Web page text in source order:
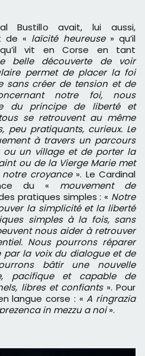
Bustillo avait, lui aussi,
de « laïcité heureuse» qu’il
vit en Corse en tant
belle découverte de voir
permet de placer la foi
sans créer de tension et de
notre foi, nous
du principe de liberté et
se retrouvent au même
peu pratiquants, curieux. Le
à travers un parcours
un village et de porter la
ou de la Vierge Marie met
croyance». Le Cardinal
du « mouvement de
pratiques simples : « Notre
la simplicité et la liberté
simples à la fois, sans
nous aider à retrouver
Nous pourrons réparer
la voix du dialogue et de
bâtir une nouvelle
pacifique et capable de
libres et confiants». Pour
langue corse : «A ringrazia
in mezzu a noi».